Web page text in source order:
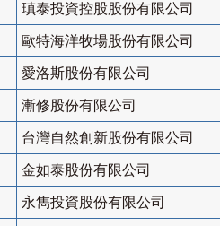
瑱泰投資控股股份有限公司
歐特海洋牧場股份有限公司
愛洛斯股份有限公司
漸修股份有限公司
台灣自然創新股份有限公司
金如泰股份有限公司
永雋投資股份有限公司